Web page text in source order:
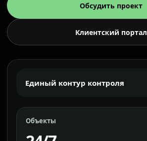
Обсудить проект
Клиентский портал
Единый контур контроля
Объекты